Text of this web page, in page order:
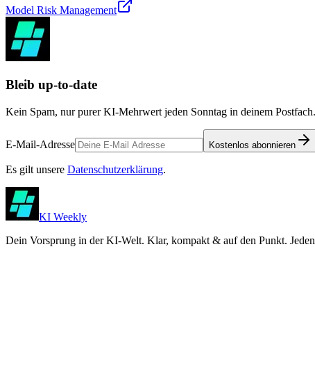
Model Risk Management
Bleib up-to-date
Kein Spam, nur purer KI-Mehrwert jeden Sonntag in deinem
E-Mail-Adresse Kostenlos abonnieren
Es gilt unsere Datenschutzerklärung.
KI Weekly
Dein Vorsprung in der KI-Welt. Klar, kompakt & auf den Punkt.